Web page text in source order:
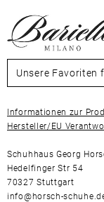
Unsere Favoriten
Informationen zur
Hersteller/EU
Schuhhaus Georg
Hedelfinger Str 54
70327 Stuttgart
info@horsch-